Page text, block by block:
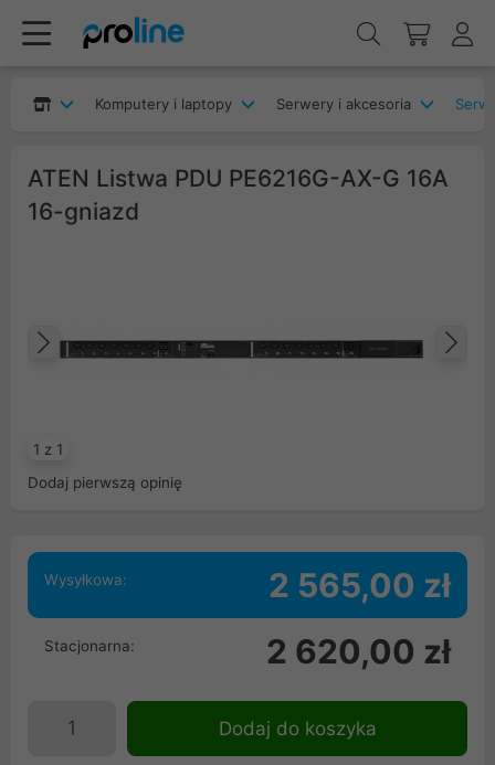
Komputery i laptopy Serwery i akcesoria
ATEN Listwa PDU PE6216G-AX-G 16A
16-gniazd
1 z 1
Poprzedni
Dodaj pierwszą opinię
Wysyłkowa: 2 565,00 zł
Stacjonarna: 2 620,00 zł
Dodaj do koszyka